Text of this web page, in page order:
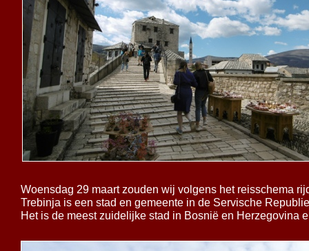
Woensdag 29 maart zouden wij volgens het reisschema
Trebinja is een stad en gemeente in de Servische
Het is de meest zuidelijke stad in Bosnië en Herzegovina